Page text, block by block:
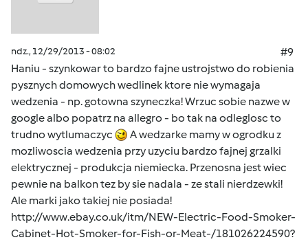
ndz., 12/29/2013 - 08:02
#9
Haniu - szynkowar to bardzo fajne ustrojstwo do robienia
pysznych domowych wedlinek ktore nie wymagaja
wedzenia - np. gotowna szyneczka! Wrzuc sobie nazwe w
google albo popatrz na allegro - bo tak na odleglosc to
trudno wytlumaczyc
A wedzarke mamy w ogrodku z
mozliwoscia wedzenia przy uzyciu bardzo fajnej grzalki
elektrycznej - produkcja niemiecka. Przenosna jest wiec
pewnie na balkon tez by sie nadala - ze stali nierdzewki!
Ale marki jako takiej nie posiada!
http://www.ebay.co.uk/itm/NEW-Electric-Food-Smoker-
Cabinet-Hot-Smoker-for-Fish-or-Meat-/181026224590?